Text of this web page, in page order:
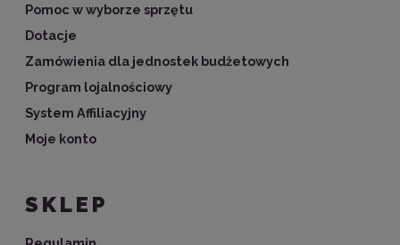
Pomoc w wyborze sprzętu
Dotacje
Zamówienia dla jednostek budżetowych
Program lojalnościowy
System Affiliacyjny
Moje konto
SKLEP